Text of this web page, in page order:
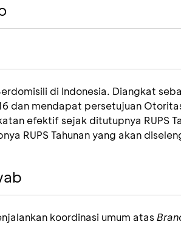
di Indonesia. Diangkat
dan mendapat persetujuan
efektif sejak ditutupnya RUPS
RUPS Tahunan yang akan
koordinasi umum atas